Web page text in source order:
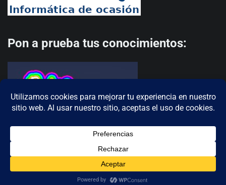
Pon a prueba tus conocimientos:
MS-DOS ClubTheme: Terminal News By